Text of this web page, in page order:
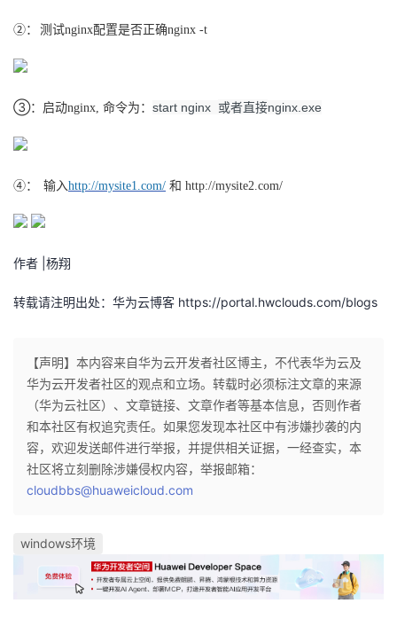
②： 测试nginx配置是否正确nginx -t
③： 启动nginx, 命令为： start nginx 或者直接nginx.exe
④： 输入http://mysite1.com/ 和 http://mysite2.com/
作者 |杨翔
转载请注明出处：华为云博客 https://portal.hwclouds.com/blogs
【声明】本内容来自华为云开发者社区博主，不代表华为云及
华为云开发者社区的观点和立场。转载时必须标注文章的来源
（华为云社区）、文章链接、文章作者等基本信息，否则作者
和本社区有权追究责任。如果您发现本社区中有涉嫌抄袭的内
容，欢迎发送邮件进行举报，并提供相关证据，一经查实，本
社区将立刻删除涉嫌侵权内容，举报邮箱：
cloudbbs@huaweicloud.com
windows环境